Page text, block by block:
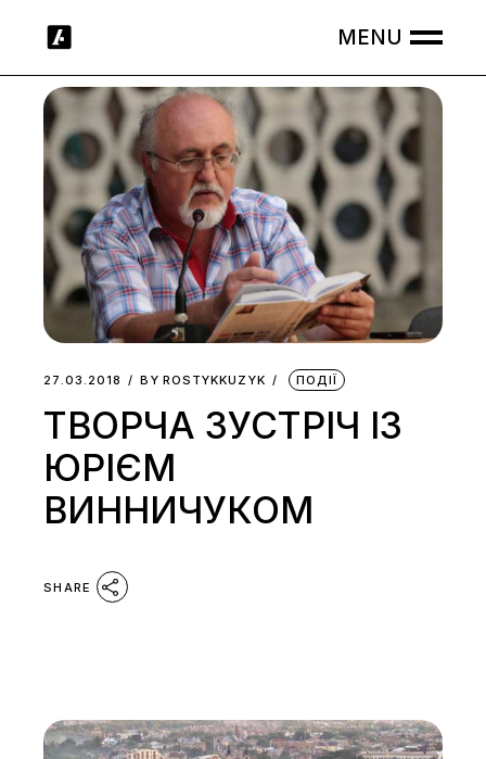
27.03.2018 BY ROSTYKKUZYK ПОДІЇ
ТВОРЧА ЗУСТРІЧ ІЗ
ЮРІЄМ
ВИННИЧУКОМ
SHARE